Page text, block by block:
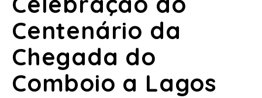
Centenário da
Chegada do
Comboio a Lagos